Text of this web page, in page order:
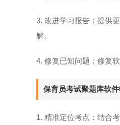
3. 改进学习报告：提供
解。
4. 修复已知问题：修复
保育员考试聚题库软
1. 精准定位考点：结合